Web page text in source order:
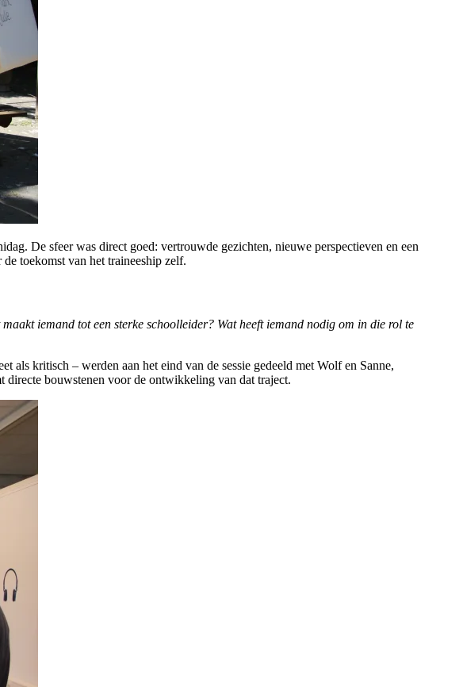
De sfeer was direct goed: vertrouwde gezichten, nieuwe perspectieven en een
toekomst van het traineeship zelf.
maakt iemand tot een sterke schoolleider? Wat heeft iemand nodig om in die rol te
als kritisch – werden aan het eind van de sessie gedeeld met Wolf en Sanne,
directe bouwstenen voor de ontwikkeling van dat traject.